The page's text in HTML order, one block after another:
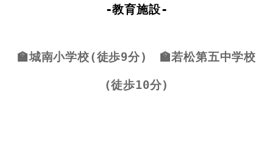
-教育施設-
🏫城南小学校(徒歩9分) 🏫若松第五中学校
(徒歩10分)